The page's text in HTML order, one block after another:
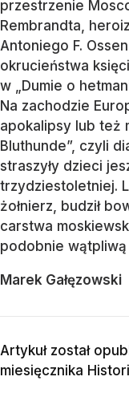
przestrzenie
Rembrandta,
Antoniego F.
okrucieństwa
w „Dumie o
Na zachodzie
apokalipsy lub też
Bluthunde”, czyli
straszyły dzieci
trzydziestoletniej.
żołnierz, budził
carstwa
podobnie wątpliwą
Marek Gałęzowski
Artykuł został
miesięcznika